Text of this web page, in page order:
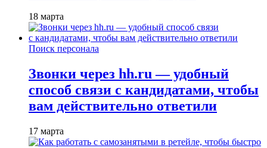
18 марта
Поиск персонала
Звонки через hh.ru — удобный
способ связи с кандидатами, чтобы
вам действительно ответили
17 марта